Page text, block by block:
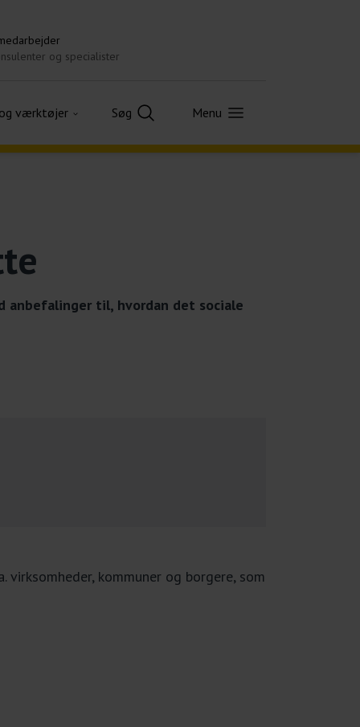
og specialister
værktøjer Søg Menu
anbefalinger til, hvordan det sociale
kommuner og borgere, som